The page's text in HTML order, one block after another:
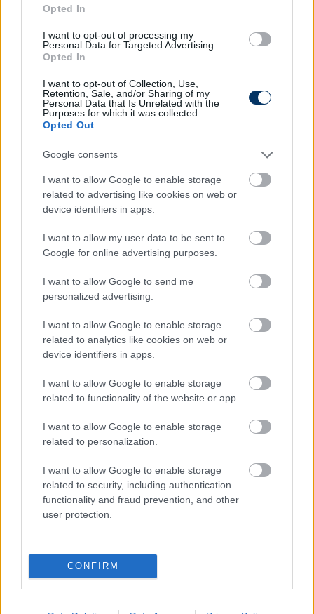
Opted In
I want to opt-out of processing my
Personal Data for Targeted Advertising.
Opted In
I want to opt-out of Collection, Use,
Retention, Sale, and/or Sharing of my
Personal Data that Is Unrelated with the
Purposes for which it was collected.
Opted Out
Google consents
I want to allow Google to enable storage
related to advertising like cookies on web or
device identifiers in apps.
I want to allow my user data to be sent to
Google for online advertising purposes.
I want to allow Google to send me
personalized advertising.
I want to allow Google to enable storage
related to analytics like cookies on web or
device identifiers in apps.
I want to allow Google to enable storage
related to functionality of the website or app.
I want to allow Google to enable storage
related to personalization.
I want to allow Google to enable storage
related to security, including authentication
functionality and fraud prevention, and other
user protection.
CONFIRM
Újpest-ZTE, 15.00
Nebojsa Vignjevic (Újpest):-Elsősorban az egyéni
kvalitások döntőek, és hogy mennyi munkát fogunk
hogy mindenképp csapatot kell kialakítanunk,
együtt kell működnünk.
Bele kell adnunk valami pluszt ebbe a
játékba, fel kell mutatnunk valamit a pályán,
és nyilván ez számomra is rendkívül fontos,
hiszen ha pozitív energiák hatják át a
csapatot, akkor az nagyon sok sikerre
vezethet. Természetesen türelemre nincs
nagyon idő, mert mindenki szeretné végre,
Újpesttel, az volt a legfontosabb, hogy energia
áradjon mindenből, a tribünről, a játékosokból és
általában mindenki részéről, remélem, hogy ez most
is így lesz.(M4 Sport)
Honvéd-Paksi FC, 19.30
Dean Klafuric (Honvéd):-
A két csapat szezonban
változatos, helyzetekkel teli mérkőzésre
számíthatunk szombaton, bízom benne, hogy ebből
mi jövünk majd ki jobban. A futballban nem lehet
mindenre tökéletesen felkészülni, így nem lehet
Mint minden találkozón, nekünk most is az a célunk,
hogy győzni tudjunk a saját játékunkat játszva.
(honvedfc.hu)